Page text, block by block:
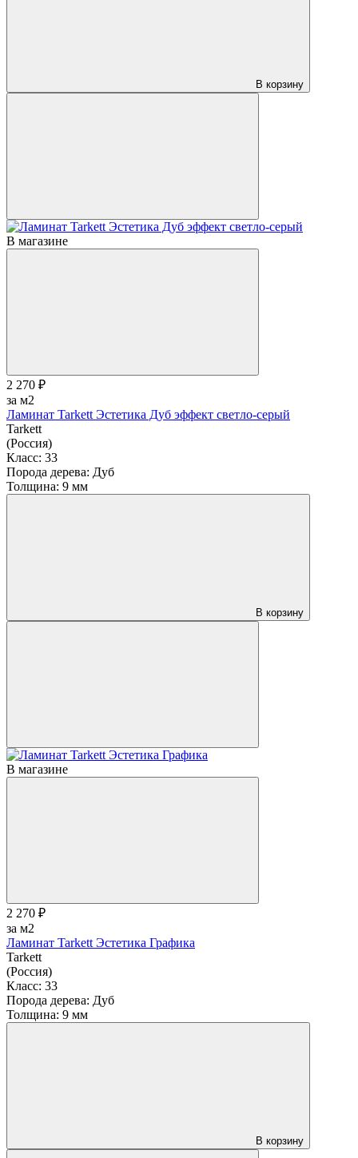
В корзину
В магазине
2 270 ₽
за м2
Ламинат Tarkett Эстетика Дуб эффект светло-серый
Tarkett
(Россия)
Класс: 33
Порода дерева: Дуб
Толщина: 9 мм
В корзину
В магазине
2 270 ₽
за м2
Ламинат Tarkett Эстетика Графика
Tarkett
(Россия)
Класс: 33
Порода дерева: Дуб
Толщина: 9 мм
В корзину